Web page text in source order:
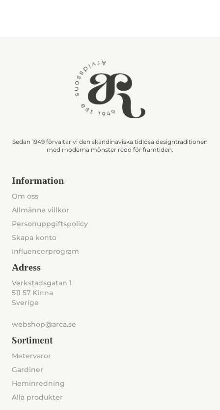
Sedan 1949 förvaltar vi den skandinaviska tidlösa designtraditionen
med moderna mönster redo för framtiden.
Information
Om oss
Allmänna villkor
Personuppgiftspolicy
Skapa konto
Influencerprogram
Adress
Verkstadsgatan 1
511 57 Kinna
Sverige
webshop@arca.se
Sortiment
Metervaror
Gardiner
Heminredning
Alla produkter